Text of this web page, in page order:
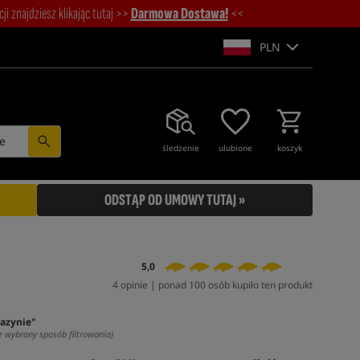
znajdziesz klikając tutaj >>Darmowa Dostawa! <<
PLN
śledzenie ulubione koszyk
ODSTĄP OD UMOWY TUTAJ »
5,0
4 opinie | ponad 100 osób kupiło ten produkt
wybrany sposób filtrowania)